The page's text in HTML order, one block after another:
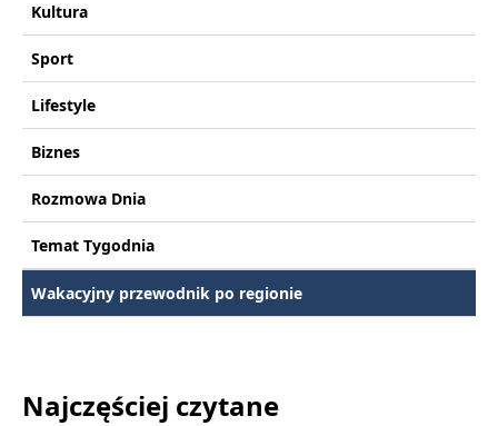
Kultura
Sport
Lifestyle
Biznes
Rozmowa Dnia
Temat Tygodnia
Wakacyjny przewodnik po regionie
Najczęściej czytane